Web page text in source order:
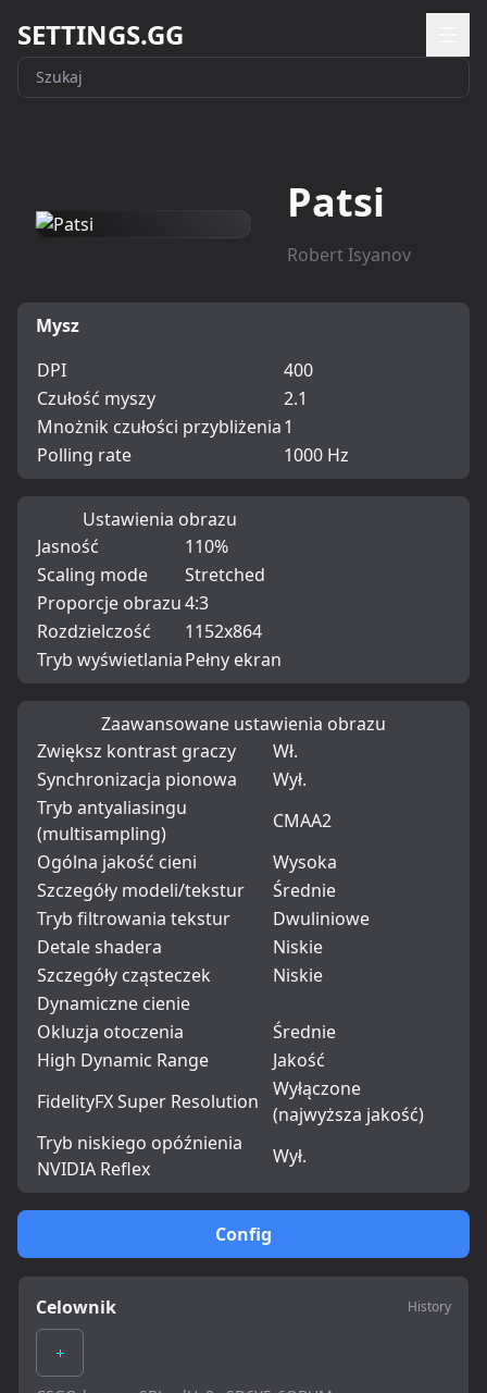
SETTINGS.GG
Patsi
Robert Isyanov
Config
Celownik History
Mysz
DPI
400
Czułość myszy
2.1
Mnożnik czułości przybliżenia1
Polling rate
1000 Hz
Ustawienia obrazu
Jasność
110%
Scaling mode
Stretched
Proporcje obrazu4:3
Rozdzielczość
1152x864
Tryb wyświetlaniaPełny ekran
Zaawansowane ustawienia obrazu
Zwiększ kontrast graczy
Wł.
Synchronizacja pionowa
Wył.
Tryb antyaliasingu
(multisampling)
CMAA2
Ogólna jakość cieni
Wysoka
Szczegóły modeli/tekstur
Średnie
Tryb filtrowania tekstur
Dwuliniowe
Detale shadera
Niskie
Szczegóły cząsteczek
Niskie
Dynamiczne cienie
Okluzja otoczenia
Średnie
High Dynamic Range
Jakość
FidelityFX Super Resolution
Wyłączone
(najwyższa jakość)
Tryb niskiego opóźnienia
NVIDIA Reflex
Wył.